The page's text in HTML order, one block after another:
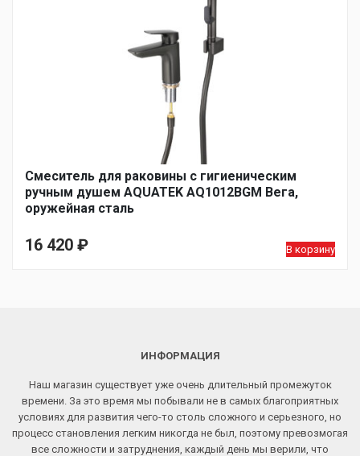
Смеситель для раковины с гигиеническим
ручным душем AQUATEK AQ1012BGM Вега,
оружейная сталь
16 420 ₽ В корзину
ИНФОРМАЦИЯ
Наш магазин существует уже очень длительный промежуток
времени. За это время мы побывали не в самых благоприятных
условиях для развития чего-то столь сложного и серьезного, но
процесс становления легким никогда не был, поэтому превозмогая
все сложности и затруднения, каждый день мы верили, что